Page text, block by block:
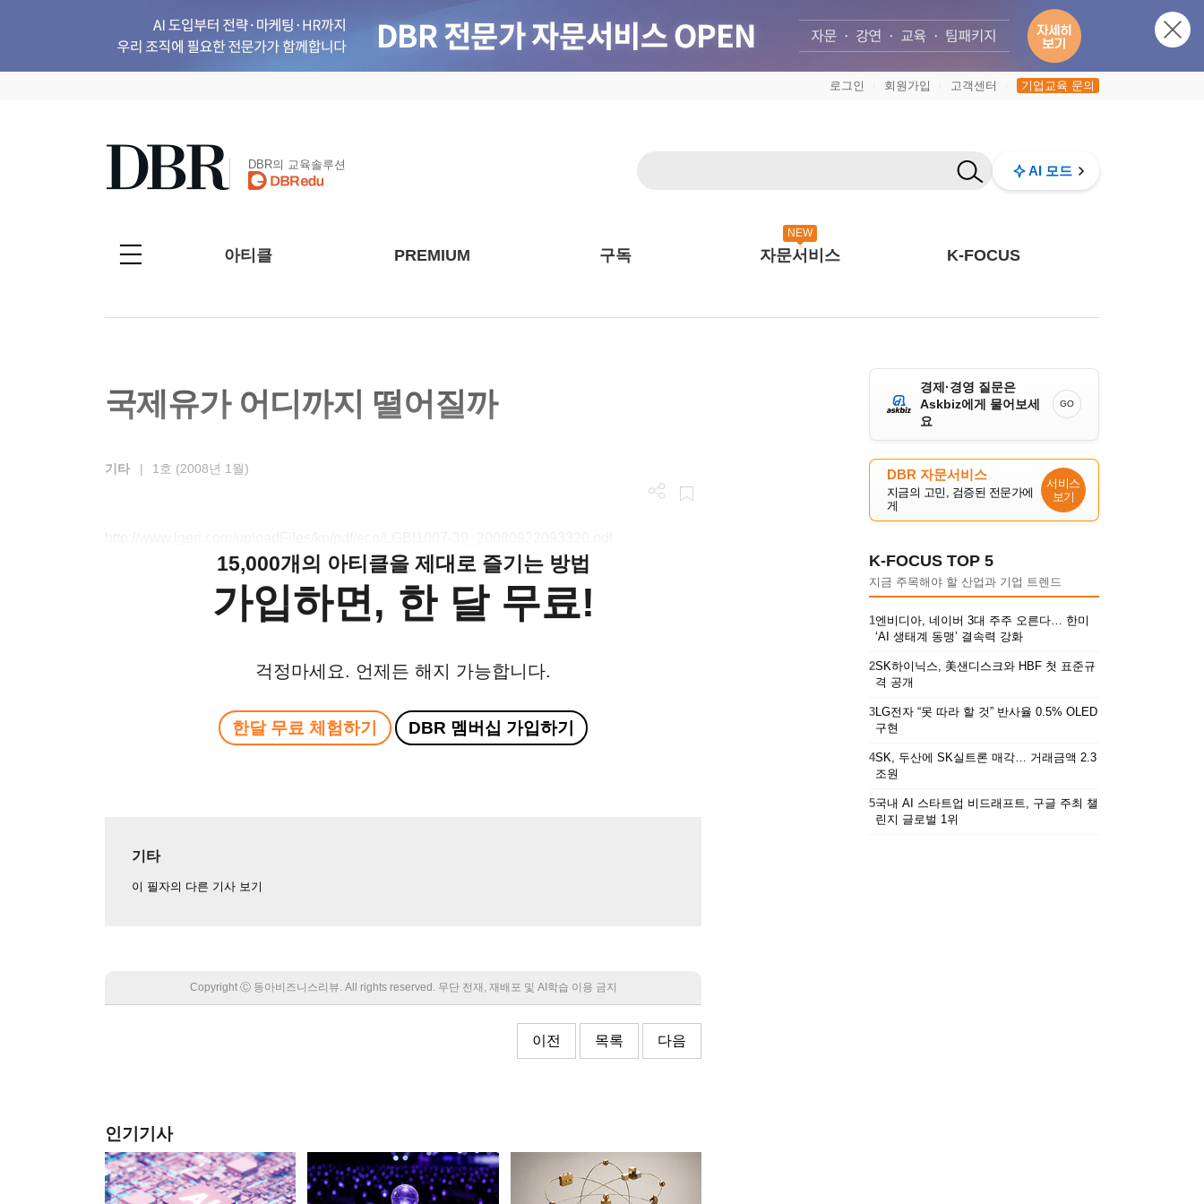
로그인 회원가입 고객센터 기업교육 문의
DBR의 교육솔루션 AI 모드
아티클 PREMIUM 구독
NEW
자문서비스 K-FOCUS
국제유가 어디까지 떨어질까
기타 | 1호 (2008년 1월)
15,000개의 아티클을 제대로 즐기는 방법
가입하면, 한 달 무료!
걱정마세요. 언제든 해지 가능합니다.
한달 무료 체험하기 DBR 멤버십 가입하기
기타
이 필자의 다른 기사 보기
Copyright Ⓒ 동아비즈니스리뷰. All rights reserved. 무단 전재, 재배포 및 AI학습 이용 금지
이전 목록 다음
인기기사
경제·경영 질문은
Askbiz에게 물어보세
요
GO
DBR 자문서비스
지금의 고민, 검증된 전문가에
게
서비스
보기
K-FOCUS TOP 5
지금 주목해야 할 산업과 기업 트렌드
1엔비디아, 네이버 3대 주주 오른다… 한미
‘AI 생태계 동맹’ 결속력 강화
2SK하이닉스, 美샌디스크와 HBF 첫 표준규
격 공개
3LG전자 “못 따라 할 것” 반사율 0.5% OLED
구현
4SK, 두산에 SK실트론 매각… 거래금액 2.3
조원
5국내 AI 스타트업 비드래프트, 구글 주최 챌
린지 글로벌 1위